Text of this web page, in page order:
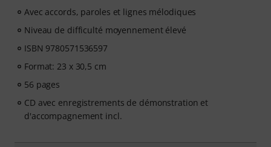
Avec accords, paroles et lignes mélodiques
Niveau de difficulté moyennement élevé
ISBN 9780571536597
Format: 23 x 30,5 cm
56 pages
CD avec enregistrements de démonstration et
d'accompagnement incl.